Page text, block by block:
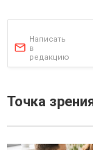
Написать
в
редакцию
Точка